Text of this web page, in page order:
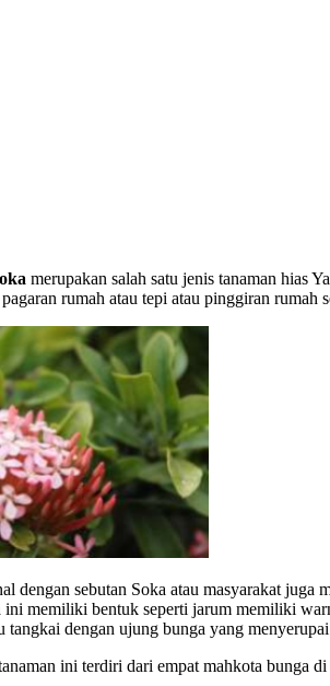
merupakan salah satu jenis tanaman hias
rumah atau tepi atau pinggiran rumah
dengan sebutan Soka atau masyarakat juga
ini memiliki bentuk seperti jarum memiliki
tangkai dengan ujung bunga yang
ini terdiri dari empat mahkota bunga